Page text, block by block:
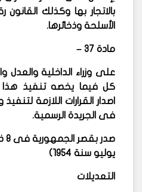
الأسلحة وذخائرها.
مادة ٣٧ –
على وزراء الداخلية والعدل
كل فيما يخصه تنفيذ هذا
اصدار القرارات اللازمة
فى الجريدة الرسمية.
يوليو سنة ١٩٥٤)
التعديلات